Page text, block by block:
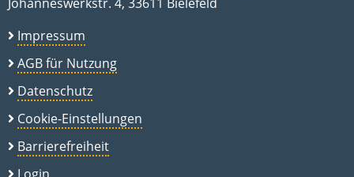
Impressum
AGB für Nutzung
Datenschutz
Cookie-Einstellungen
Barrierefreiheit